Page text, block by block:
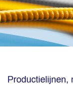
Productielijnen,